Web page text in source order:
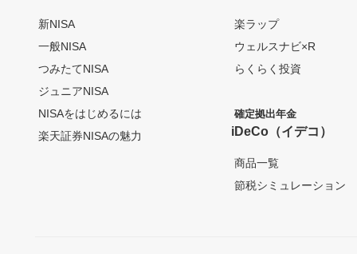
新NISA
一般NISA
つみたてNISA
ジュニアNISA
NISAをはじめるには
楽天証券NISAの魅力
楽ラップ
ウェルスナビ×R
らくらく投資
確定拠出年金
iDeCo（イデコ）
商品一覧
節税シミュレーション